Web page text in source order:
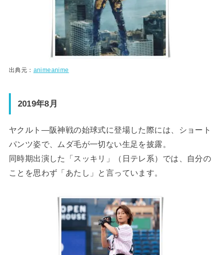
出典元： animeanime
2019年8月
ヤクルト―阪神戦の始球式に登場した際には、ショート
パンツ姿で、ムダ毛が一切ない生足を披露。
同時期出演した「スッキリ」（日テレ系）では、自分の
ことを思わず「あたし」と言っています。